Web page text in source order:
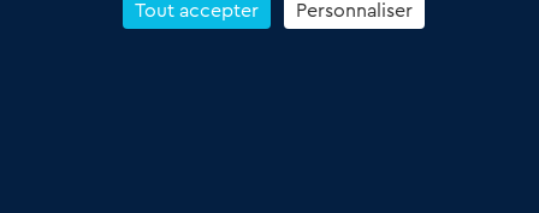
Reprendre un Restaurant Rapide
Tout accepter Personnaliser